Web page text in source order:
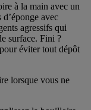
à la main avec un
avec
agressifs qui
surface. Fini ?
éviter tout dépôt
lorsque vous ne